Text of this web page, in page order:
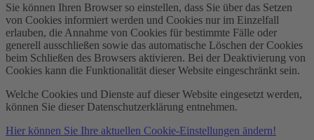
Sie können Ihren Browser so einstellen, dass Sie über das Setzen
von Cookies informiert werden und Cookies nur im Einzelfall
erlauben, die Annahme von Cookies für bestimmte Fälle oder
generell ausschließen sowie das automatische Löschen der Cookies
beim Schließen des Browsers aktivieren. Bei der Deaktivierung von
Cookies kann die Funktionalität dieser Website eingeschränkt sein.
Welche Cookies und Dienste auf dieser Website eingesetzt werden,
können Sie dieser Datenschutzerklärung entnehmen.
Hier können Sie Ihre aktuellen Cookie-Einstellungen ändern!